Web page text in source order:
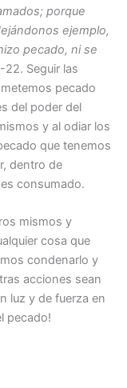
porque
ejemplo,
pecado, ni se
22. Seguir las
pecado
del poder del
y al odiar los
que tenemos
dentro de
consumado.
mismos y
cosa que
condenarlo y
acciones sean
luz y de fuerza en
pecado!